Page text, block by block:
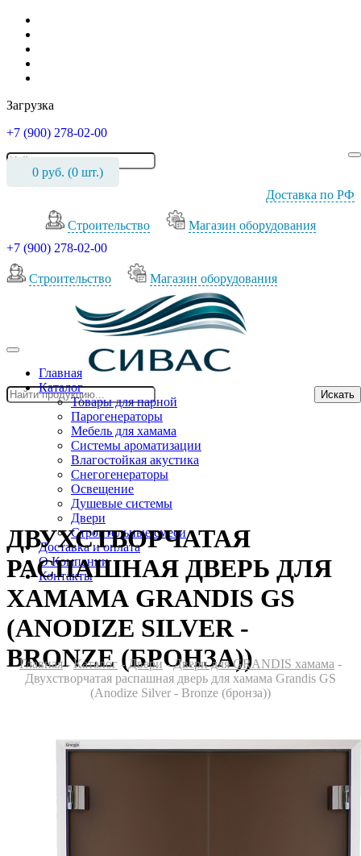
Загрузка
+7 (900) 278-02-00
0 руб. (0 шт.)
Доставка по РФ
Cтроительство
Магазин оборудования
+7 (900) 278-02-00
Cтроительство Магазин оборудования
Искать
Главная
Каталог
Товары для парной
Парогенераторы
Мебель для хамама
Системы ароматизации
Влагостойкая акустика
Снегогенераторы
Освещение
Душевые системы
Двери
Cтроительные смеси
Доставка и оплата
О Компании
Контакты
ДВУХСТВОРЧАТАЯ
РАСПАШНАЯ ДВЕРЬ ДЛЯ
ХАМАМА GRANDIS GS
(ANODIZE SILVER -
BRONZE (БРОНЗА))
Главная-Каталог - Двери-Двери для GRANDIS хамама -
Двухстворчатая распашная дверь для хамама Grandis GS
(Anodize Silver - Bronze (бронза))